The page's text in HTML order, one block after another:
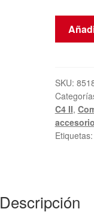
Unidad
Peugeot
DS
6593G5
cantidad
SKU:
C4 II,
Etiquetas:
Descripción